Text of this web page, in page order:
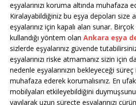
eşyalarınızı koruma altında muhafaza
Kiralayabildiğiniz bu eşya depoları size
eşyalarınız için kapalı alan sunar. Birçok
kullandığı yöntem olan Ankara eşya
sizlerde eşyalarınız güvende
eşyalarınızı riske atmamanız sizin için
nedenle eşyalarınızın bekleyeceği
muhafaza ederek korumalısınız. En
mobilyaları etkileyebildiğini
yayılarak uzun süreçte eşyalarınızı